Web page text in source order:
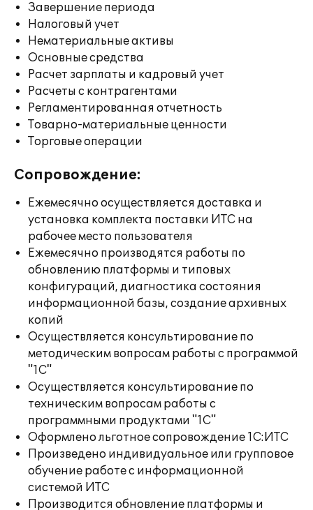
Завершение периода
Налоговый учет
Нематериальные активы
Основные средства
Расчет зарплаты и кадровый учет
Расчеты с контрагентами
Регламентированная отчетность
Товарно-материальные ценности
Торговые операции
Сопровождение:
Ежемесячно осуществляется доставка и
установка комплекта поставки ИТС на
рабочее место пользователя
Ежемесячно производятся работы по
обновлению платформы и типовых
конфигураций, диагностика состояния
информационной базы, создание архивных
копий
Осуществляется консультирование по
методическим вопросам работы с программой
"1С"
Осуществляется консультирование по
техническим вопросам работы с
программными продуктами "1С"
Оформлено льготное сопровождение 1С:ИТС
Произведено индивидуальное или групповое
обучение работе с информационной
системой ИТС
Производится обновление платформы и